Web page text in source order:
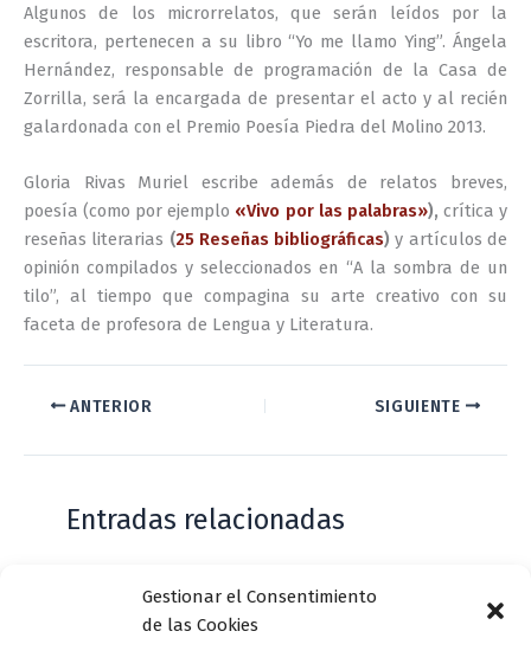
Gestionar el Consentimiento
de las Cookies
Algunos de los microrrelatos, que serán leídos por la
escritora, pertenecen a su libro “Yo me llamo Ying”. Ángela
Hernández, responsable de programación de la Casa de
Zorrilla, será la encargada de presentar el acto y al recién
galardonada con el Premio Poesía Piedra del Molino 2013.
Gloria Rivas Muriel escribe además de relatos breves,
poesía (como por ejemplo «Vivo por las palabras»), crítica y
reseñas literarias (25 Reseñas bibliográficas)y artículos de
opinión compilados y seleccionados en “A la sombra de un
tilo”, al tiempo que compagina su arte creativo con su
faceta de profesora de Lengua y Literatura.
ANTERIOR SIGUIENTE
Entradas relacionadas
Casa de Zorrilla conmemorarán el 168
aniversario del estreno de Don Juan